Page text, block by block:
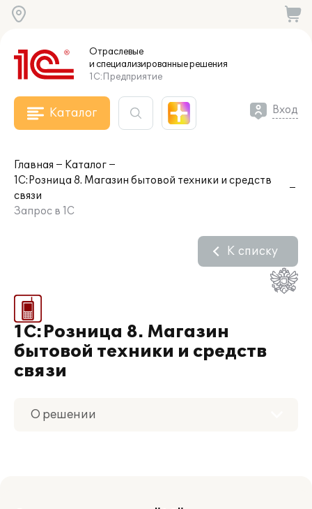
Отраслевые
и специализированныерешения
1С:Предприятие
Каталог Вход
Главная
Каталог
1С:Розница 8. Магазин бытовой техники и средств
связи
Запрос в 1С
1С:Розница 8. Магазин
бытовой техники и средств
связи
К списку
О решении